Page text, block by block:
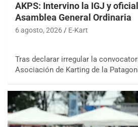
AKPS: Intervino la IGJ y
Asamblea General Ordinaria
6 agosto, 2026 E-Kart
Tras declarar irregular la
Asociación de Karting de la